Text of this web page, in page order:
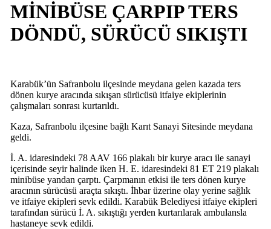
MİNİBÜSE ÇARPIP TERS
DÖNDÜ, SÜRÜCÜ SIKIŞTI
Karabük’ün Safranbolu ilçesinde meydana gelen kazada ters
dönen kurye aracında sıkışan sürücüsü itfaiye ekiplerinin
çalışmaları sonrası kurtarıldı.
Kaza, Safranbolu ilçesine bağlı Karıt Sanayi Sitesinde meydana
geldi.
İ. A. idaresindeki 78 AAV 166 plakalı bir kurye aracı ile sanayi
içerisinde seyir halinde iken H. E. idaresindeki 81 ET 219 plakalı
minibüse yandan çarptı. Çarpmanın etkisi ile ters dönen kurye
aracının sürücüsü araçta sıkıştı. İhbar üzerine olay yerine sağlık
ve itfaiye ekipleri sevk edildi. Karabük Belediyesi itfaiye ekipleri
tarafından sürücü İ. A. sıkıştığı yerden kurtarılarak ambulansla
hastaneye sevk edildi.